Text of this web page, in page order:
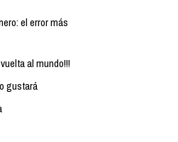
el error más
al mundo!!!
gustará